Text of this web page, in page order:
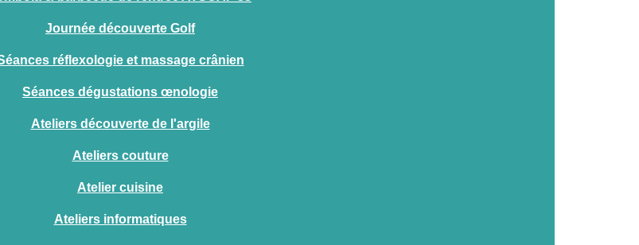
Journée découverte Golf
réflexologie et massage crânien
Séances dégustations œnologie
Ateliers découverte de l'argile
Ateliers couture
Atelier cuisine
Ateliers informatiques